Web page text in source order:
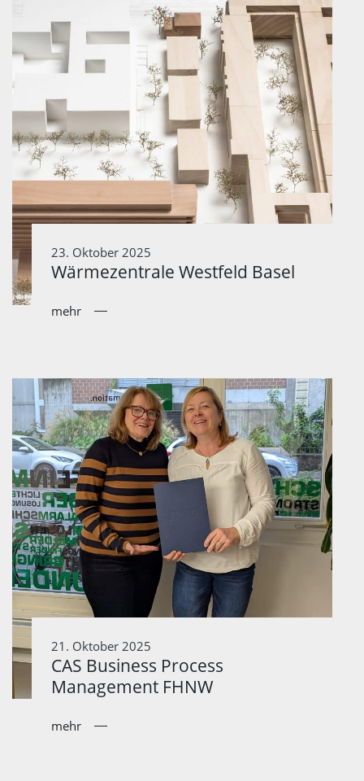
23. Oktober 2025
Wärmezentrale Westfeld Basel
mehr
21. Oktober 2025
CAS Business Process
Management FHNW
mehr